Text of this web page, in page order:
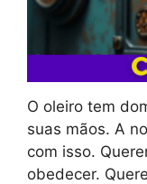
O oleiro tem
suas mãos. A
com isso.
obedecer.